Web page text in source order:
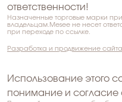
ответственности!
Назначенные торговые марки
владельцам.Mesee не несет
при переходе по ссылке.
Разработка и продвижение
Использование этого
понимание и согласие